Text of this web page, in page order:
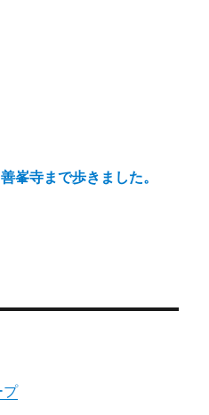
峯寺まで歩きました。
プ